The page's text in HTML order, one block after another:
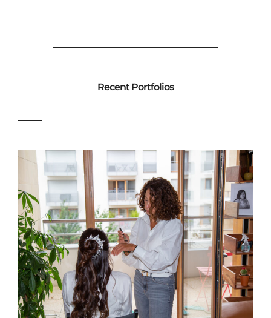
Recent Portfolios